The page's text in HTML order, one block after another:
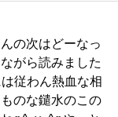
の次はどーなっ
がら読みました
従わん熱血な相
のな鑓水のこの